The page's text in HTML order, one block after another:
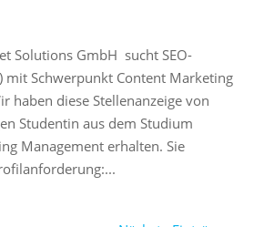
Solutions GmbH sucht SEO-
mit Schwerpunkt Content Marketing
haben diese Stellenanzeige von
Studentin aus dem Studium
Management erhalten. Sie